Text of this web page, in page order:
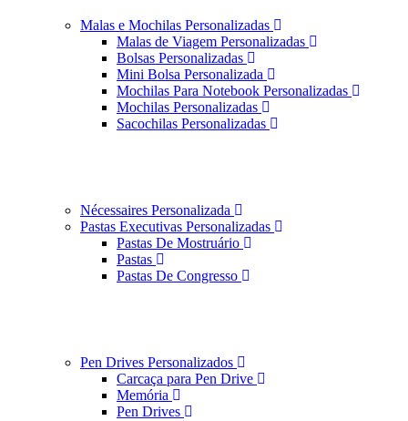
Malas e Mochilas Personalizadas
Malas de Viagem Personalizadas
Bolsas Personalizadas
Mini Bolsa Personalizada
Mochilas Para Notebook Personalizadas
Mochilas Personalizadas
Sacochilas Personalizadas
Nécessaires Personalizada
Pastas Executivas Personalizadas
Pastas De Mostruário
Pastas
Pastas De Congresso
Pen Drives Personalizados
Carcaça para Pen Drive
Memória
Pen Drives